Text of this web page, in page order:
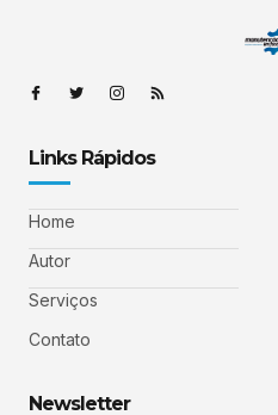
Links Rápidos
Home
Autor
Serviços
Contato
Newsletter